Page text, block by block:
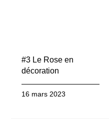
#3 Le Rose en
décoration
16 mars 2023